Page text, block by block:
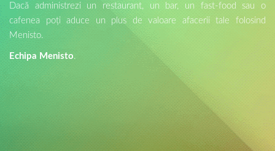
Dacă administrezi un restaurant, un bar, un fast-food sau o
cafenea poți aduce un plus de valoare afacerii tale folosind
Menisto.
Echipa Menisto.